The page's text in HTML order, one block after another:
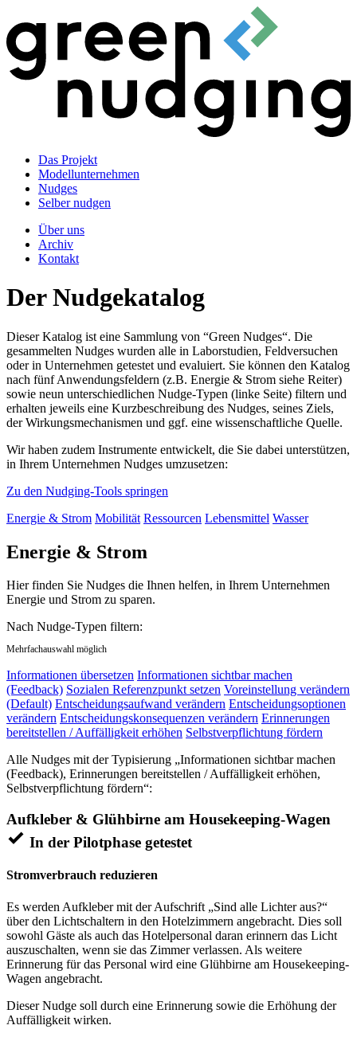
Das Projekt
Modellunternehmen
Nudges
Selber nudgen
Über uns
Archiv
Kontakt
Der Nudgekatalog
Dieser Katalog ist eine Sammlung von “Green Nudges“. Die
gesammelten Nudges wurden alle in Laborstudien, Feldversuchen
oder in Unternehmen getestet und evaluiert. Sie können den Katalog
nach fünf Anwendungsfeldern (z.B. Energie & Strom siehe Reiter)
sowie neun unterschiedlichen Nudge-Typen (linke Seite) filtern und
erhalten jeweils eine Kurzbeschreibung des Nudges, seines Ziels,
der Wirkungsmechanismen und ggf. eine wissenschaftliche Quelle.
Wir haben zudem Instrumente entwickelt, die Sie dabei unterstützen,
in Ihrem Unternehmen Nudges umzusetzen:
Zu den Nudging-Tools springen
Energie & Strom Mobilität Ressourcen Lebensmittel Wasser
Energie & Strom
Hier finden Sie Nudges die Ihnen helfen, in Ihrem Unternehmen
Energie und Strom zu sparen.
Nach Nudge-Typen filtern:
Mehrfachauswahl möglich
Informationen übersetzen Informationen sichtbar machen
(Feedback) Sozialen Referenzpunkt setzen Voreinstellung verändern
(Default) Entscheidungsaufwand verändern Entscheidungsoptionen
verändern Entscheidungskonsequenzen verändern Erinnerungen
bereitstellen / Auffälligkeit erhöhen Selbstverpflichtung fördern
Alle Nudges mit der Typisierung „Informationen sichtbar machen
(Feedback), Erinnerungen bereitstellen / Auffälligkeit erhöhen,
Selbstverpflichtung fördern“:
Aufkleber & Glühbirne am Housekeeping-Wagen
In der Pilotphase getestet
Stromverbrauch reduzieren
Es werden Aufkleber mit der Aufschrift „Sind alle Lichter aus?“
über den Lichtschaltern in den Hotelzimmern angebracht. Dies soll
sowohl Gäste als auch das Hotelpersonal daran erinnern das Licht
auszuschalten, wenn sie das Zimmer verlassen. Als weitere
Erinnerung für das Personal wird eine Glühbirne am Housekeeping-
Wagen angebracht.
Dieser Nudge soll durch eine Erinnerung sowie die Erhöhung der
Auffälligkeit wirken.